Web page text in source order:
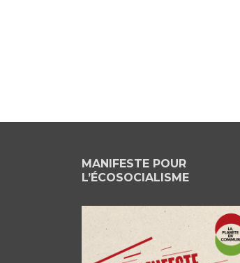
MANIFESTE POUR
L’ÉCOSOCIALISME